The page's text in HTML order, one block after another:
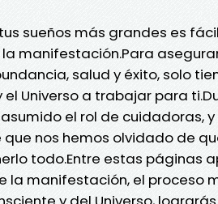
sueños más grandes es
manifestación.Para
salud y éxito, solo
el Universo a trabajar para
el rol de cuidadoras,
nos hemos olvidado de
todo.Entre estas páginas
la manifestación, el proceso